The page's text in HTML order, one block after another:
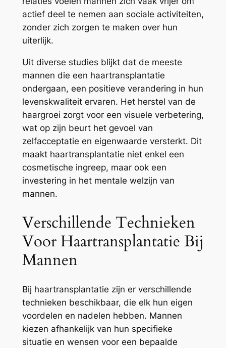
actief deel te nemen aan sociale activiteiten,
zonder zich zorgen te maken over hun
uiterlijk.
Uit diverse studies blijkt dat de meeste
mannen die een haartransplantatie
ondergaan, een positieve verandering in hun
levenskwaliteit ervaren. Het herstel van de
haargroei zorgt voor een visuele verbetering,
wat op zijn beurt het gevoel van
zelfacceptatie en eigenwaarde versterkt. Dit
maakt haartransplantatie niet enkel een
cosmetische ingreep, maar ook een
investering in het mentale welzijn van
mannen.
Verschillende Technieken
Voor Haartransplantatie Bij
Mannen
Bij haartransplantatie zijn er verschillende
technieken beschikbaar, die elk hun eigen
voordelen en nadelen hebben. Mannen
kiezen afhankelijk van hun specifieke
situatie en wensen voor een bepaalde